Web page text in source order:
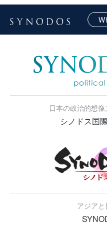
日本の政治的想
シノドス国
アジア